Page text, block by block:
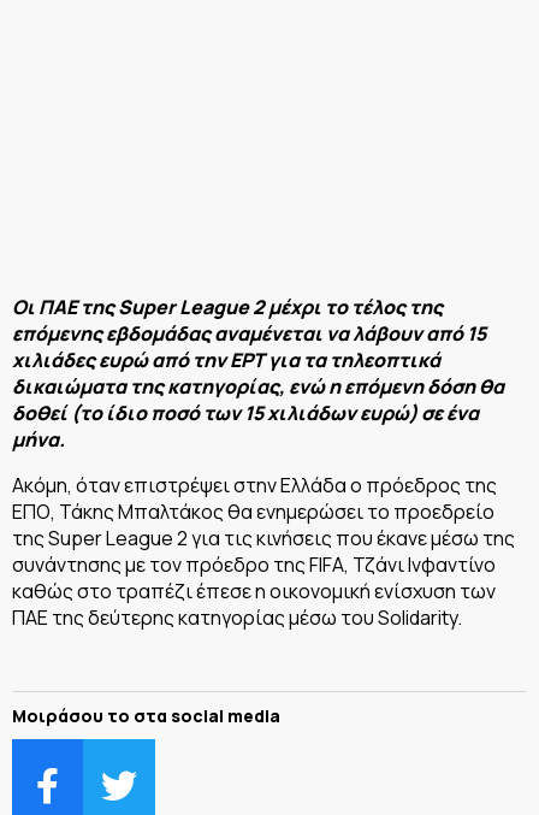
Οι ΠΑΕ της Super League 2 μέχρι το τέλος της
επόμενης εβδομάδας αναμένεται να λάβουν από 15
χιλιάδες ευρώ από την ΕΡΤ για τα τηλεοπτικά
δικαιώματα της κατηγορίας, ενώ η επόμενη δόση θα
δοθεί (το ίδιο ποσό των 15 χιλιάδων ευρώ) σε ένα
μήνα.
Ακόμη, όταν επιστρέψει στην Ελλάδα ο πρόεδρος της
ΕΠΟ, Τάκης Μπαλτάκος θα ενημερώσει το προεδρείο
της Super League 2 για τις κινήσεις που έκανε μέσω της
συνάντησης με τον πρόεδρο της FIFA, Τζάνι Ινφαντίνο
καθώς στο τραπέζι έπεσε η οικονομική ενίσχυση των
ΠΑΕ της δεύτερης κατηγορίας μέσω του Solidarity.
Μοιράσου το στα social media